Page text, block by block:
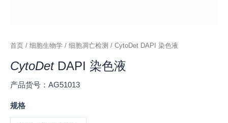
首页 / 细胞生物学 / 细胞凋亡检测 / CytoDet DAPI 染色液
CytoDetDAPI 染色液
产品货号：AG51013
规格